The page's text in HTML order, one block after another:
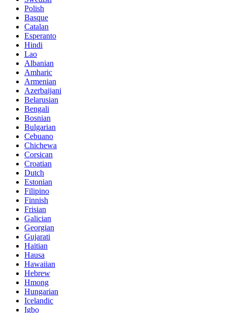
Polish
Basque
Catalan
Esperanto
Hindi
Lao
Albanian
Amharic
Armenian
Azerbaijani
Belarusian
Bengali
Bosnian
Bulgarian
Cebuano
Chichewa
Corsican
Croatian
Dutch
Estonian
Filipino
Finnish
Frisian
Galician
Georgian
Gujarati
Haitian
Hausa
Hawaiian
Hebrew
Hmong
Hungarian
Icelandic
Igbo